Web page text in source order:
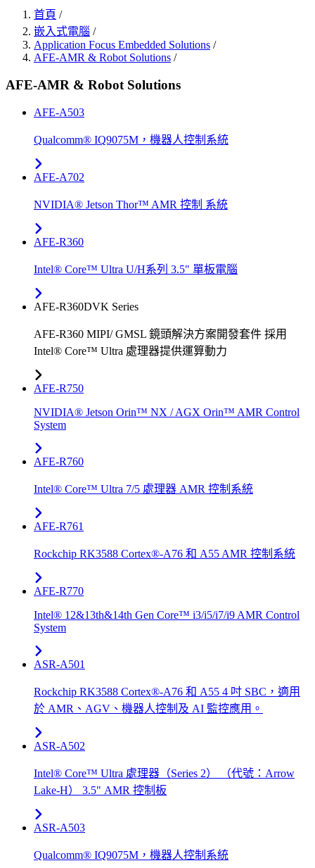
首頁 /
嵌入式電腦 /
Application Focus Embedded Solutions /
AFE-AMR & Robot Solutions /
AFE-AMR & Robot Solutions
AFE-A503
Qualcomm® IQ9075M，機器人控制系統
AFE-A702
NVIDIA® Jetson Thor™ AMR 控制 系統
AFE-R360
Intel® Core™ Ultra U/H系列 3.5" 單板電腦
AFE-R360DVK Series
AFE-R360 MIPI/ GMSL 鏡頭解決方案開發套件 採用
Intel® Core™ Ultra 處理器提供運算動力
AFE-R750
NVIDIA® Jetson Orin™ NX / AGX Orin™ AMR Control
System
AFE-R760
Intel® Core™ Ultra 7/5 處理器 AMR 控制系統
AFE-R761
Rockchip RK3588 Cortex®-A76 和 A55 AMR 控制系統
AFE-R770
Intel® 12&13th&14th Gen Core™ i3/i5/i7/i9 AMR Control
System
ASR-A501
Rockchip RK3588 Cortex®-A76 和 A55 4 吋 SBC，適用
於 AMR、AGV、機器人控制及 AI 監控應用。
ASR-A502
Intel® Core™ Ultra 處理器（Series 2） （代號：Arrow
Lake-H） 3.5" AMR 控制板
ASR-A503
Qualcomm® IQ9075M，機器人控制系統